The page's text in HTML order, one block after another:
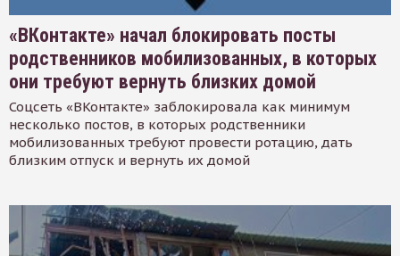
«ВКонтакте» начал блокировать посты
родственников мобилизованных, в которых
они требуют вернуть близких домой
Соцсеть «ВКонтакте» заблокировала как минимум
несколько постов, в которых родственники
мобилизованных требуют провести ротацию, дать
близким отпуск и вернуть их домой